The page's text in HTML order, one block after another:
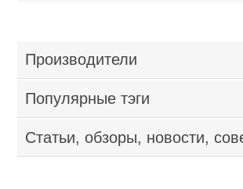
Производители
Популярные тэги
Статьи, обзоры, новости,